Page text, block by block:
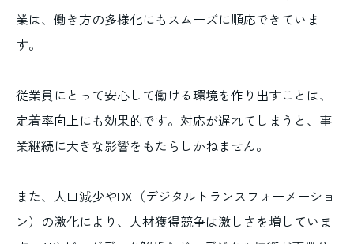
業は、働き方の多様化にもスムーズに順応できていま
す。
従業員にとって安心して働ける環境を作り出すことは、
定着率向上にも効果的です。対応が遅れてしまうと、事
業継続に大きな影響をもたらしかねません。
また、人口減少やDX（デジタルトランスフォーメーショ
ン）の激化により、人材獲得競争は激しさを増していま